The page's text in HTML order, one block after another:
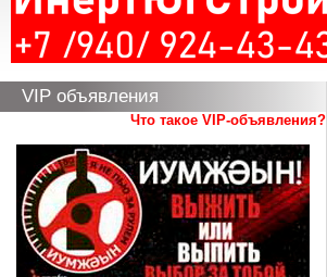
VIP объявления
Что такое VIP-объявления?